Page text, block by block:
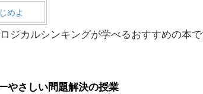
めよ
ジカルシンキングが学べるおすすめの本
さしい問題解決の授業